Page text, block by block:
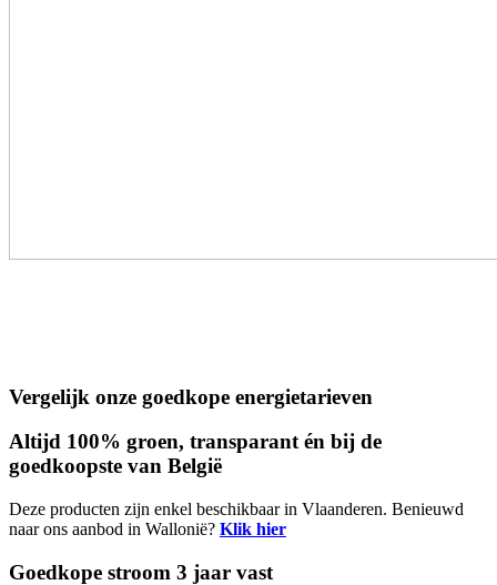
Vergelijk onze goedkope energietarieven
Altijd 100% groen, transparant én bij de
goedkoopste van België
Deze producten zijn enkel beschikbaar in Vlaanderen. Benieuwd
naar ons aanbod in Wallonië? Klik hier
Goedkope stroom 3 jaar vast